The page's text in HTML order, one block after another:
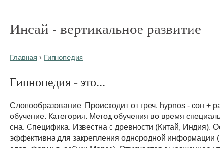
Инсай - вертикальное развитие
Главная › Гипнопедия
Гипнопедия - это...
Словообразование. Происходит от греч. hypnos - сон +
обучение. Категория. Метод обучения во время
сна. Специфика. Известна с древности (Китай, Индия).
эффективна для закрепления однородной информации